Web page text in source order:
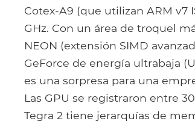
Cotex-A9 (que utilizan ARM v7
GHz. Con un área de troquel
NEON (extensión SIMD
GeForce de energía ultrabaja
es una sorpresa para una
Las GPU se registraron entre
Tegra 2 tiene jerarquías de